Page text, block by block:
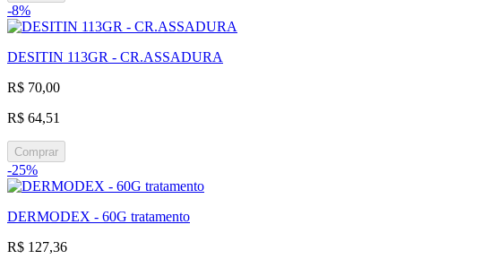
-8%
DESITIN 113GR - CR.ASSADURA
R$ 70,00
R$ 64,51
Comprar
-25%
DERMODEX - 60G tratamento
R$ 127,36